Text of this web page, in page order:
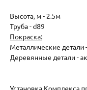
Высота, м - 2.5м
Труба - d89
Покраска:
Металлические
Деревянные детали -
Установка Комплекса